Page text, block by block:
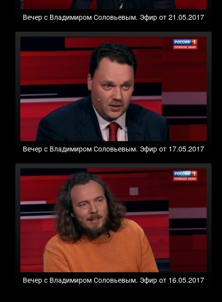
Вечер с Владимиром Соловьевым. Эфир от 21.05.2017
Вечер с Владимиром Соловьевым. Эфир от 17.05.2017
Вечер с Владимиром Соловьевым. Эфир от 16.05.2017